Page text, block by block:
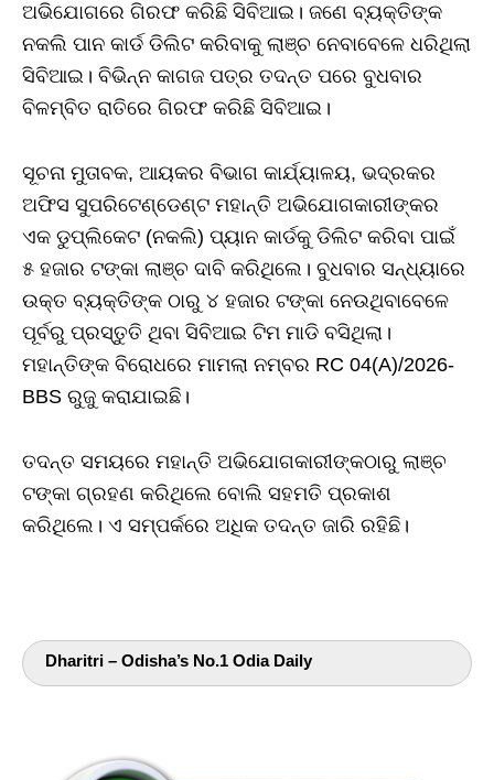
ଅଭିଯୋଗରେ ଗିରଫ କରିଛି ସିବିଆଇ। ଜଣେ ବ୍ୟକ୍ତିଙ୍କ
ନକଲି ପାନ କାର୍ଡ ଡିଲିଟ କରିବାକୁ ଲାଞ୍ଚ ନେବାବେଳେ ଧରିଥିଲା
ସିବିଆଇ। ବିଭିନ୍ନ କାଗଜ ପତ୍ର ତଦନ୍ତ ପରେ ବୁଧବାର
ବିଳମ୍ବିତ ରାତିରେ ଗିରଫ କରିଛି ସିବିଆଇ।
ସୂଚନା ମୁତାବକ, ଆୟକର ବିଭାଗ କାର୍ଯ୍ୟାଳୟ, ଭଦ୍ରକର
ଅଫିସ ସୁପରିଟେଣ୍ଡେଣ୍ଟ ମହାନ୍ତି ଅଭିଯୋଗକାରୀଙ୍କର
ଏକ ଡୁପ୍ଲିକେଟ (ନକଲି) ପ୍ୟାନ କାର୍ଡକୁ ଡିଲିଟ କରିବା ପାଇଁ
୫ ହଜାର ଟଙ୍କା ଲାଞ୍ଚ ଦାବି କରିଥିଲେ। ବୁଧବାର ସନ୍ଧ୍ୟାରେ
ଉକ୍ତ ବ୍ୟକ୍ତିଙ୍କ ଠାରୁ ୪ ହଜାର ଟଙ୍କା ନେଉଥିବାବେଳେ
ପୂର୍ବରୁ ପ୍ରସ୍ତୁତି ଥିବା ସିବିଆଇ ଟିମ ମାଡି ବସିଥିଲା।
ମହାନ୍ତିଙ୍କ ବିରୋଧରେ ମାମଲା ନମ୍ବର RC 04(A)/2026-
BBS ରୁଜୁ କରାଯାଇଛି।
ତଦନ୍ତ ସମୟରେ ମହାନ୍ତି ଅଭିଯୋଗକାରୀଙ୍କଠାରୁ ଲାଞ୍ଚ
ଟଙ୍କା ଗ୍ରହଣ କରିଥିଲେ ବୋଲି ସହମତି ପ୍ରକାଶ
କରିଥିଲେ। ଏ ସମ୍ପର୍କରେ ଅଧିକ ତଦନ୍ତ ଜାରି ରହିଛି।
Dharitri – Odisha’s No.1 Odia Daily